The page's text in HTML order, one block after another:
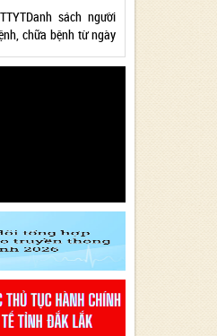
sách người
chữa bệnh từ ngày
về việc thực hiện
động thực hiện Nghị
ngày 05/01/2024 của
vụ, giải pháp chủ yếu
phát triển kinh tế - xã
sách nhà nước năm